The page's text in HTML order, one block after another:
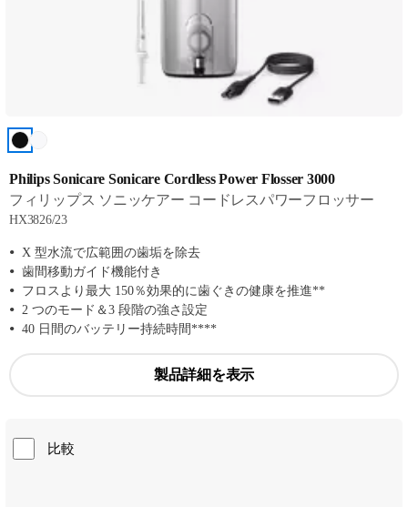
Philips Sonicare Sonicare Cordless Power Flosser 3000
フィリップス ソニッケアー コードレスパワーフロッサー
HX3826/23
X 型水流で広範囲の歯垢を除去
歯間移動ガイド機能付き
フロスより最大 150％効果的に歯ぐきの健康を推進**
2 つのモード＆3 段階の強さ設定
40 日間のバッテリー持続時間****
製品詳細を表示
比較